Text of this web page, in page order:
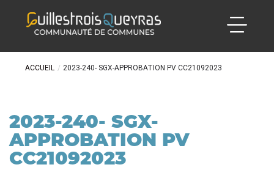
ACCUEIL / 2023-240- SGX-APPROBATION PV CC21092023
2023-240- SGX-
APPROBATION PV
CC21092023